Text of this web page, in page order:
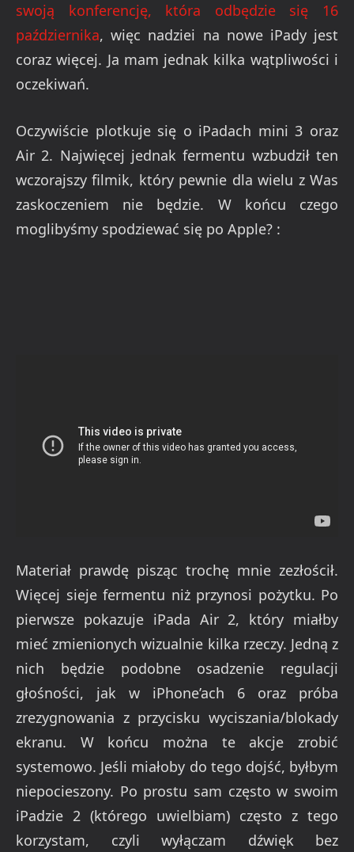
swoją konferencję, która odbędzie się 16
października, więc nadziei na nowe iPady jest
coraz więcej. Ja mam jednak kilka wątpliwości i
oczekiwań.
Oczywiście plotkuje się o iPadach mini 3 oraz
Air 2. Najwięcej jednak fermentu wzbudził ten
wczorajszy filmik, który pewnie dla wielu z Was
zaskoczeniem nie będzie. W końcu czego
moglibyśmy spodziewać się po Apple? :
Materiał prawdę pisząc trochę mnie zezłościł.
Więcej sieje fermentu niż przynosi pożytku. Po
pierwsze pokazuje iPada Air 2, który miałby
mieć zmienionych wizualnie kilka rzeczy. Jedną z
nich będzie podobne osadzenie regulacji
głośności, jak w iPhone’ach 6 oraz próba
zrezygnowania z przycisku wyciszania/blokady
ekranu. W końcu można te akcje zrobić
systemowo. Jeśli miałoby do tego dojść, byłbym
niepocieszony. Po prostu sam często w swoim
iPadzie 2 (którego uwielbiam) często z tego
korzystam, czyli wyłączam dźwięk bez